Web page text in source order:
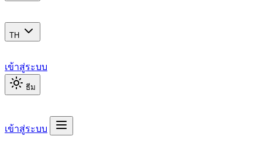
TH
เข้าสู่ระบบ
ธีม
เข้าสู่ระบบ